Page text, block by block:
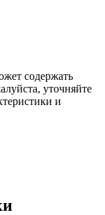
содержать
уточняйте
и